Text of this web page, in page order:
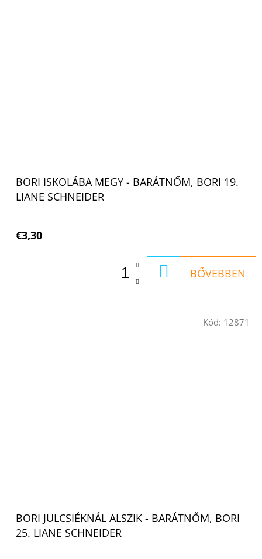
BORI ISKOLÁBA MEGY - BARÁTNŐM, BORI 19.
LIANE SCHNEIDER
€3,30
KOSÁRBA
BŐVEBBEN
BORI JULCSIÉKNÁL ALSZIK - BARÁTNŐM, BORI
25. LIANE SCHNEIDER
Kód: 12871